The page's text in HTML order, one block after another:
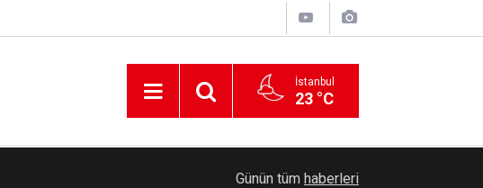
İstanbul
23 °C
Erzurum'da Bağımlılıkla Mücadele İl
Günün tüm haberleri